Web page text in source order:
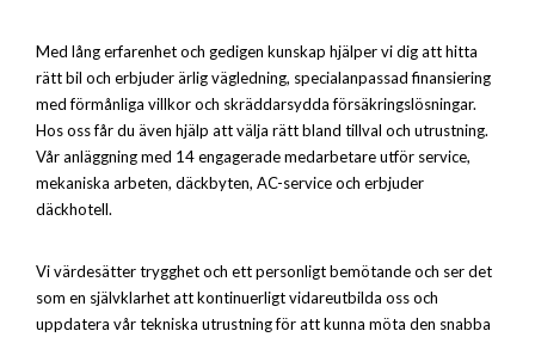
Med lång erfarenhet och gedigen kunskap hjälper vi dig att hitta
rätt bil och erbjuder ärlig vägledning, specialanpassad finansiering
med förmånliga villkor och skräddarsydda försäkringslösningar.
Hos oss får du även hjälp att välja rätt bland tillval och utrustning.
Vår anläggning med 14 engagerade medarbetare utför service,
mekaniska arbeten, däckbyten, AC-service och erbjuder
däckhotell.
Vi värdesätter trygghet och ett personligt bemötande och ser det
som en självklarhet att kontinuerligt vidareutbilda oss och
uppdatera vår tekniska utrustning för att kunna möta den snabba